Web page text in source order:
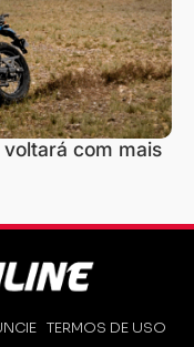
com mais
TERMOS DE USO